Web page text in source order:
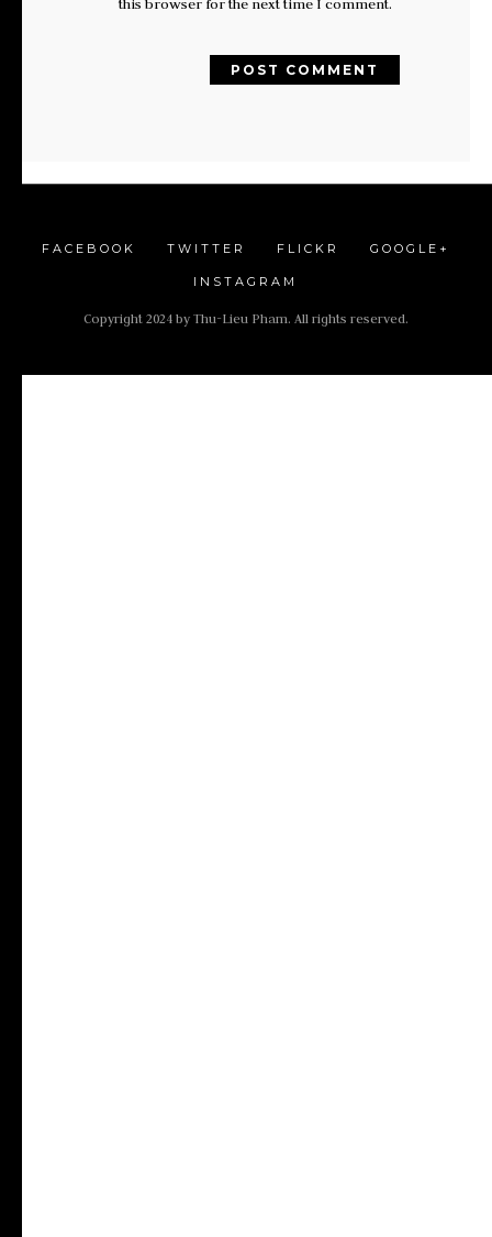
this browser for the next time I comment.
FACEBOOK TWITTER FLICKR GOOGLE+
INSTAGRAM
Copyright 2024 by Thu-Lieu Pham. All rights reserved.